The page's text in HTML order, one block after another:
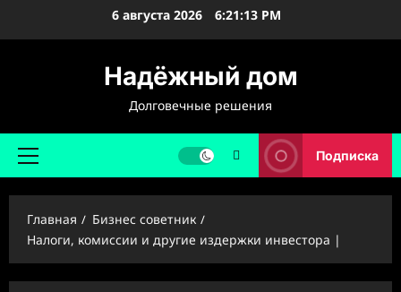
6 августа 2026 6:21:14 PM
Надёжный дом
Долговечные решения
Основное
Подписка
Главная
Бизнес советник
Налоги, комиссии и другие издержки инвестора |